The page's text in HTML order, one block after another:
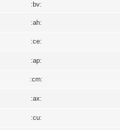
:bv:
:ah:
:ce:
:ap:
:cm:
:ax:
:cu: